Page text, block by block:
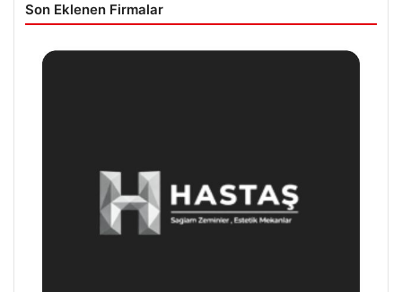
Son Eklenen Firmalar